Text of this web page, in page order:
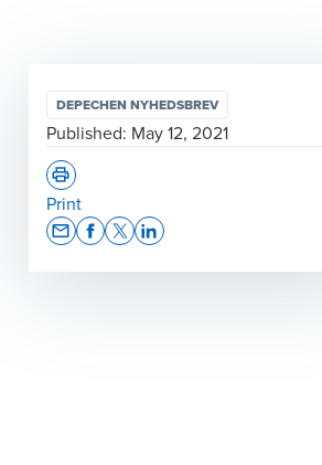
DEPECHEN NYHEDSBREV
Published: May 12, 2021
Print